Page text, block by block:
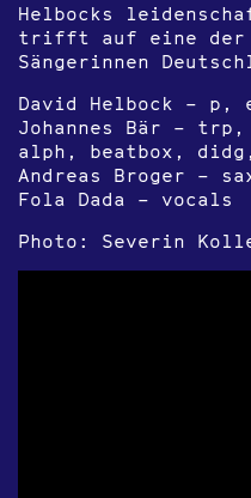
Helbocks
trifft auf eine der
Sängerinnen
David Helbock – p,
Johannes Bär –
alph, beatbox,
Andreas Broger –
Fola Dada – vocals
Photo: Severin